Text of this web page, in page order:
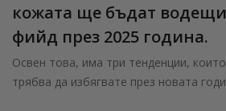
кожата ще бъдат
фийд през 2025 година.
Освен това, има три тенденции,
трябва да избягвате през новата